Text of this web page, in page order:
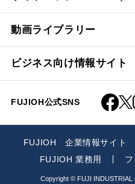
動画ライブラリー
ビジネス向け情報サイト
FUJIOH公式SNS
FUJIOH 企業情報サイト
FUJIOH 業務用
Copyright © FUJI INDUSTRIAL